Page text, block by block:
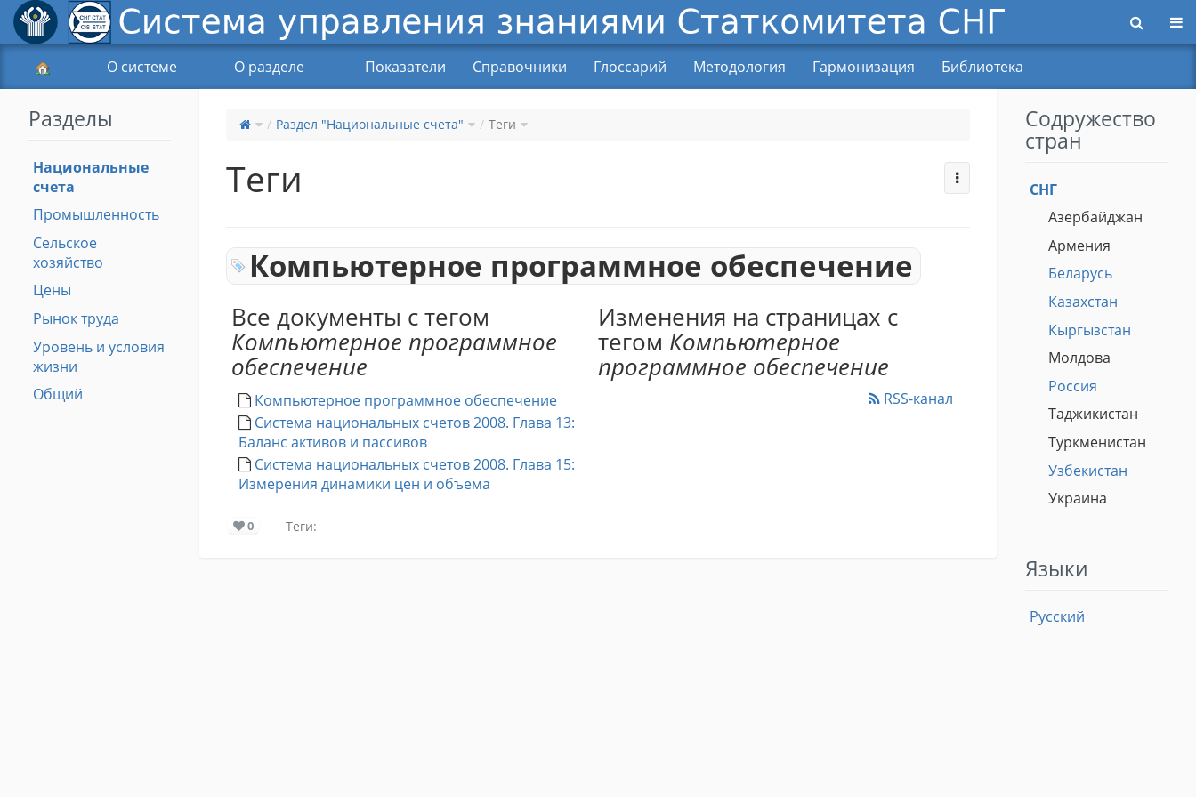
О системе О разделе Показатели Справочники Глоссарий Методология Гармонизация Библиотека
Раздел "Национальные счета" Теги
Теги
Компьютерное программное обеспечение
Все документы с тегом
Компьютерное программное
обеспечение
Компьютерное программное обеспечение
Система национальных счетов 2008. Глава 13:
Баланс активов и пассивов
Система национальных счетов 2008. Глава 15:
Измерения динамики цен и объема
Изменения на страницах с
тегом Компьютерное
программное обеспечение
RSS-канал
0 Теги:
Разделы
Национальные
счета
Промышленность
Сельское
хозяйство
Цены
Рынок труда
Уровень и условия
жизни
Общий
Содружество
стран
СНГ
Азербайджан
Армения
Беларусь
Казахстан
Кыргызстан
Молдова
Россия
Таджикистан
Туркменистан
Узбекистан
Украина
Языки
Русский